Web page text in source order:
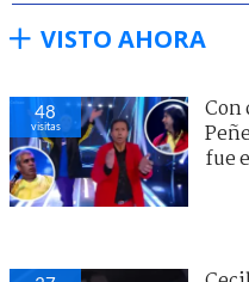
VISTO AHORA
48
visitas
Con
fue